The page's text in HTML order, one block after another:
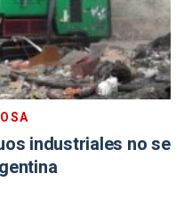
industriales no se